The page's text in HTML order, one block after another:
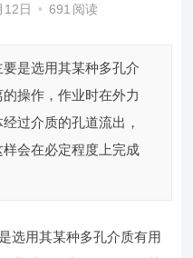
12日 • 691 阅读
是选用其某种多孔介
操作，作业时在外力
过介质的孔道流出，
会在必定程度上完成
选用其某种多孔介质有用